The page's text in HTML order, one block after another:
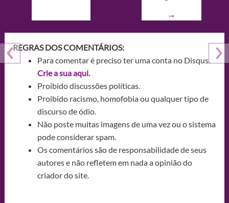
→
REGRAS DOS COMENTÁRIOS:
Para comentar é preciso ter uma conta no Disqus.
Crie a sua aqui.
Proibido discussões políticas.
Proibido racismo, homofobia ou qualquer tipo de
discurso de ódio.
Não poste muitas imagens de uma vez ou o sistema
pode considerar spam.
Os comentários são de responsabilidade de seus
autores e não refletem em nada a opinião do
criador do site.